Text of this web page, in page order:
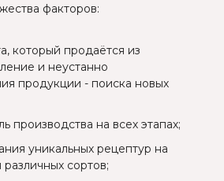
факторов:
который продаётся из
и неустанно
продукции - поиска новых
производства на всех этапах;
уникальных рецептур на
сортов;